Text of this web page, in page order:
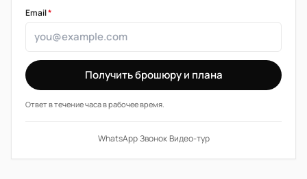
Email*
Получить брошюру и плана
Ответ в течение часа в рабочее время.
WhatsApp·Звонок·Видео-тур